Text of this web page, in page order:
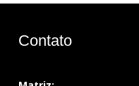
Contato